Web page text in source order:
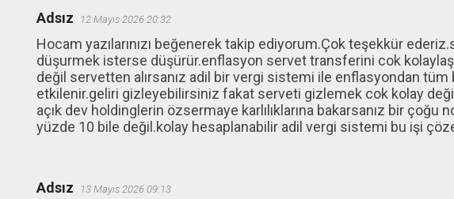
Adsız 12 Mayıs 2026 20:32
Hocam yazılarınızı beğenerek takip ediyorum.Çok teşekkür
düşurmek isterse düşürür.enflasyon servet transferini cok
değil servetten alırsanız adil bir vergi sistemi ile enflasyondan tüm
etkilenir.geliri gizleyebilirsiniz fakat serveti gizlemek cok kolay
açık dev holdinglerin özsermaye karlılıklarına bakarsanız bir çoğu
yüzde 10 bile değil.kolay hesaplanabilir adil vergi sistemi bu işi
Adsız 13 Mayıs 2026 09:13